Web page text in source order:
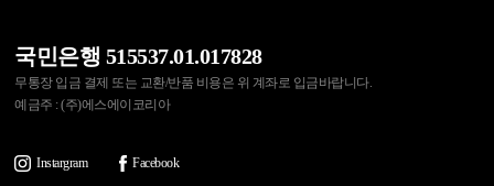
국민은행 515537.01.017828
무통장 입금 결제 또는 교환/반품 비용은 위 계좌로 입금바랍니다.
예금주 : (주)에스에이코리아
Instargram Facebook